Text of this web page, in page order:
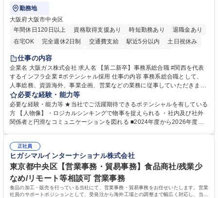
勤務地
大阪府大阪市中央区
年間休日120日以上
資格取得支援あり 時短勤務あり
退職金あり
在宅OK
完全週休2日制 交通費支給 駅近5分以内
土日祝休み
服装自由
第二新卒歓迎
仕事の内容
企業名 大阪ガス株式会社 求人名 【第二新卒】事務系総合職 #関西を代表
するインフラ企業 #ポテンシャル採用 仕事の内容 事務系総合職として、
人事総務、資源海外、事業企画、営業などの業務に従事していただきま
す。 【業務内容の一例】■所属事業部の勤労業務 ■海外に関係する各種業
務 ■営業部門の企画スタッフ、ルート営業 【キャリアパス】入社後の配属
ポジションで一定期間ご活躍頂いた後、本人の適性及び将来のキャリアを
鑑みてジョブローテーションを行います。 【育成】OJTでの現場育成や研
表するインフラ企業 #ポテンシャル採用
必要な経験・能力等
必要な経験・能力等 ★当社でご活躍期待できるポテンシャルを有している
方 【人物像】・ロジカルシンキングで物事を捉えられる ・社内及び社外
関係者と円滑なコミュニケーションを図れる ■2024年度から2026年度ま
72.html ■エネルギーセキュリティの不安定化や気候変動による自然災害の
甚大化など、これまで以上に社会課題解決の重要性が高まっています。
「未来の日常」の創造に向けて持続可能な社会の実現に貢献してまいりま
す。 学歴・資格 学歴：大学院 大学 語学力： 資格：
正社員
ヒガシマルインターナショナル株式会社
東京都中央区【営業事務・貿易事務】食品商社/残業少
なめ/リモート等相談可 営業事務
食品の加工・販売を行っている当社にて、営業事務・貿易事務をお任せいたします。営業
社員のサポートポジションとして、受発注から海外工場との調整まで幅広く対応し、当社